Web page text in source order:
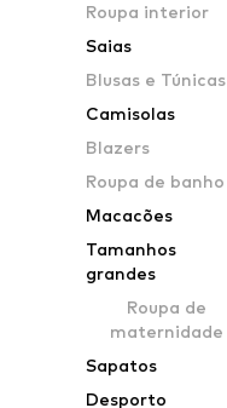
Roupa interior
Saias
Blusas e Túnicas
Camisolas
Blazers
Roupa de banho
Macacões
Tamanhos
grandes
Roupa de
maternidade
Sapatos
Desporto